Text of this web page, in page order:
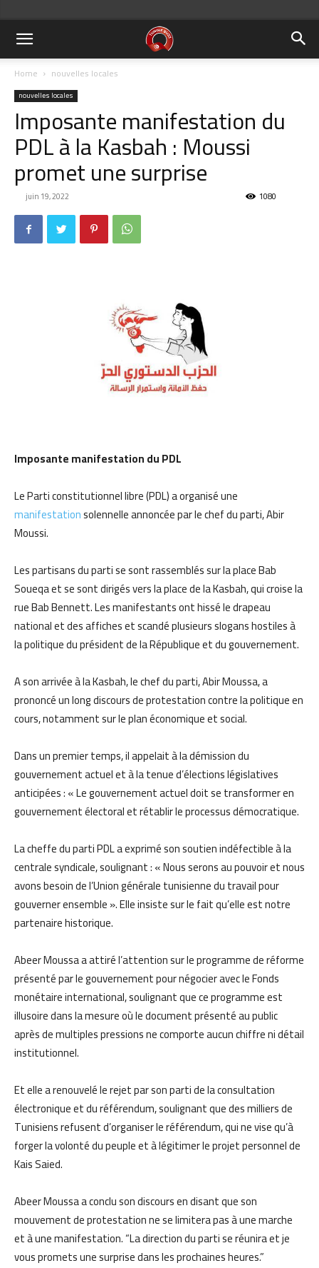
Home nouvelles locales
nouvelles locales
Imposante manifestation du
PDL à la Kasbah : Moussi
promet une surprise
juin 19, 2022 1080
Imposante manifestation du PDL
Le Parti constitutionnel libre (PDL) a organisé une
manifestationsolennelle annoncée par le chef du parti, Abir
Moussi.
Les partisans du parti se sont rassemblés sur la place Bab
Soueqa et se sont dirigés vers la place de la Kasbah, qui croise la
rue Bab Bennett. Les manifestants ont hissé le drapeau
national et des affiches et scandé plusieurs slogans hostiles à
la politique du président de la République et du gouvernement.
A son arrivée à la Kasbah, le chef du parti, Abir Moussa, a
prononcé un long discours de protestation contre la politique en
cours, notamment sur le plan économique et social.
Dans un premier temps, il appelait à la démission du
gouvernement actuel et à la tenue d’élections législatives
anticipées : « Le gouvernement actuel doit se transformer en
gouvernement électoral et rétablir le processus démocratique.
La cheffe du parti PDL a exprimé son soutien indéfectible à la
centrale syndicale, soulignant : « Nous serons au pouvoir et nous
avons besoin de l’Union générale tunisienne du travail pour
gouverner ensemble ». Elle insiste sur le fait qu’elle est notre
partenaire historique.
Abeer Moussa a attiré l’attention sur le programme de réforme
présenté par le gouvernement pour négocier avec le Fonds
monétaire international, soulignant que ce programme est
illusoire dans la mesure où le document présenté au public
après de multiples pressions ne comporte aucun chiffre ni détail
institutionnel.
Et elle a renouvelé le rejet par son parti de la consultation
électronique et du référendum, soulignant que des milliers de
Tunisiens refusent d’organiser le référendum, qui ne vise qu’à
forger la volonté du peuple et à légitimer le projet personnel de
Kais Saied.
Abeer Moussa a conclu son discours en disant que son
mouvement de protestation ne se limitera pas à une marche
et à une manifestation. “La direction du parti se réunira et je
vous promets une surprise dans les prochaines heures.”